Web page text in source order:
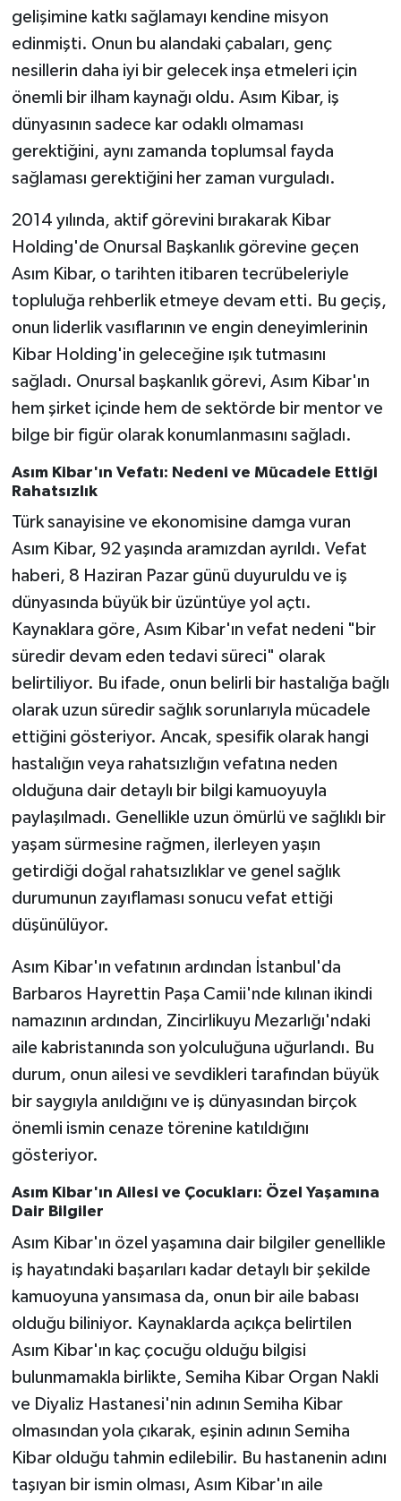
gelişimine katkı sağlamayı kendine misyon
edinmişti. Onun bu alandaki çabaları, genç
nesillerin daha iyi bir gelecek inşa etmeleri için
önemli bir ilham kaynağı oldu. Asım Kibar, iş
dünyasının sadece kar odaklı olmaması
gerektiğini, aynı zamanda toplumsal fayda
sağlaması gerektiğini her zaman vurguladı.
2014 yılında, aktif görevini bırakarak Kibar
Holding'de Onursal Başkanlık görevine geçen
Asım Kibar, o tarihten itibaren tecrübeleriyle
topluluğa rehberlik etmeye devam etti. Bu geçiş,
onun liderlik vasıflarının ve engin deneyimlerinin
Kibar Holding'in geleceğine ışık tutmasını
sağladı. Onursal başkanlık görevi, Asım Kibar'ın
hem şirket içinde hem de sektörde bir mentor ve
bilge bir figür olarak konumlanmasını sağladı.
Asım Kibar'ın Vefatı: Nedeni ve Mücadele Ettiği
Rahatsızlık
Türk sanayisine ve ekonomisine damga vuran
Asım Kibar, 92 yaşında aramızdan ayrıldı. Vefat
haberi, 8 Haziran Pazar günü duyuruldu ve iş
dünyasında büyük bir üzüntüye yol açtı.
Kaynaklara göre, Asım Kibar'ın vefat nedeni "bir
süredir devam eden tedavi süreci" olarak
belirtiliyor. Bu ifade, onun belirli bir hastalığa bağlı
olarak uzun süredir sağlık sorunlarıyla mücadele
ettiğini gösteriyor. Ancak, spesifik olarak hangi
hastalığın veya rahatsızlığın vefatına neden
olduğuna dair detaylı bir bilgi kamuoyuyla
paylaşılmadı. Genellikle uzun ömürlü ve sağlıklı bir
yaşam sürmesine rağmen, ilerleyen yaşın
getirdiği doğal rahatsızlıklar ve genel sağlık
durumunun zayıflaması sonucu vefat ettiği
düşünülüyor.
Asım Kibar'ın vefatının ardından İstanbul'da
Barbaros Hayrettin Paşa Camii'nde kılınan ikindi
namazının ardından, Zincirlikuyu Mezarlığı'ndaki
aile kabristanında son yolculuğuna uğurlandı. Bu
durum, onun ailesi ve sevdikleri tarafından büyük
bir saygıyla anıldığını ve iş dünyasından birçok
önemli ismin cenaze törenine katıldığını
gösteriyor.
Asım Kibar'ın Ailesi ve Çocukları: Özel Yaşamına
Dair Bilgiler
Asım Kibar'ın özel yaşamına dair bilgiler genellikle
iş hayatındaki başarıları kadar detaylı bir şekilde
kamuoyuna yansımasa da, onun bir aile babası
olduğu biliniyor. Kaynaklarda açıkça belirtilen
Asım Kibar'ın kaç çocuğu olduğu bilgisi
bulunmamakla birlikte, Semiha Kibar Organ Nakli
ve Diyaliz Hastanesi'nin adının Semiha Kibar
olmasından yola çıkarak, eşinin adının Semiha
Kibar olduğu tahmin edilebilir. Bu hastanenin adını
taşıyan bir ismin olması, Asım Kibar'ın aile